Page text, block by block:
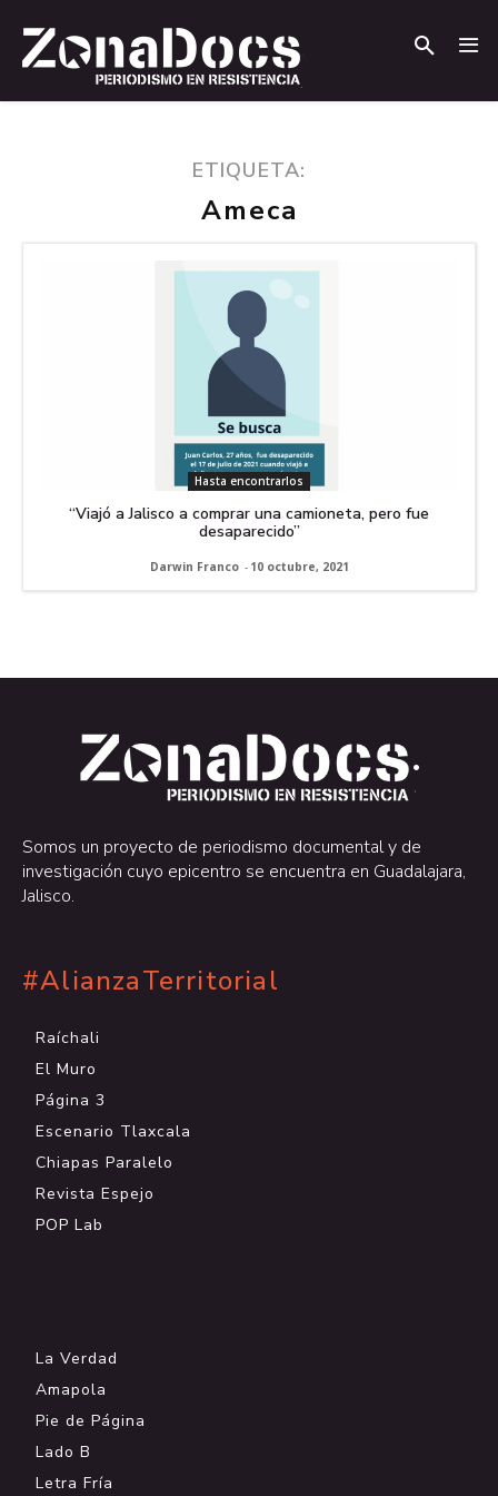
ETIQUETA:
Ameca
Hasta encontrarlos
“Viajó a Jalisco a comprar una camioneta, pero fue
desaparecido”
Darwin Franco - 10 octubre, 2021
.
.
Somos un proyecto de periodismo documental y de
investigación cuyo epicentro se encuentra en Guadalajara,
Jalisco.
#AlianzaTerritorial
Raíchali
El Muro
Página 3
Escenario Tlaxcala
Chiapas Paralelo
Revista Espejo
POP Lab
La Verdad
Amapola
Pie de Página
Lado B
Letra Fría